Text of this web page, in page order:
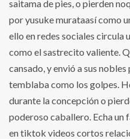
saitama de pies, o pierden
por yusuke murataasí como
ello en redes sociales circula
como el sastrecito valiente.
cansado, y envió a sus
temblaba como los golpes.
durante la concepción o
poderoso caballero. Echa un
en tiktok videos cortos